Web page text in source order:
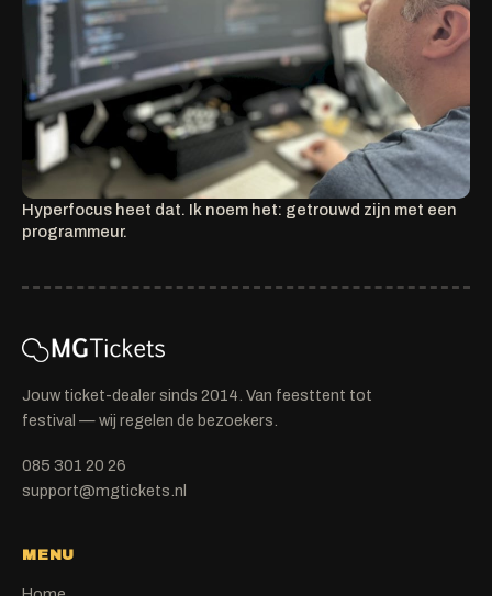
Hyperfocus heet dat. Ik noem het: getrouwd zijn met een
programmeur.
Jouw ticket-dealer sinds 2014. Van feesttent tot
festival — wij regelen de bezoekers.
085 301 20 26
support@mgtickets.nl
MENU